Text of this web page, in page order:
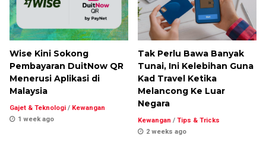
Wise Kini Sokong
Pembayaran DuitNow QR
Menerusi Aplikasi di
Malaysia
Gajet & Teknologi / Kewangan
1 week ago
Tak Perlu Bawa Banyak
Tunai, Ini Kelebihan Guna
Kad Travel Ketika
Melancong Ke Luar
Negara
Kewangan / Tips & Tricks
2 weeks ago